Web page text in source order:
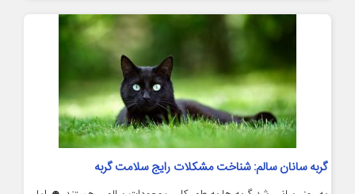
گربه سانان سالم: شناخت مشکلات رایج سلامت گربه